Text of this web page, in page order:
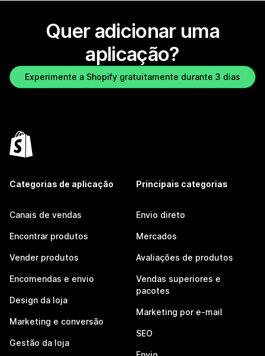
Quer adicionar uma
aplicação?
Experimente a Shopify gratuitamente durante 3 dias
Categorias de aplicação
Canais de vendas
Encontrar produtos
Vender produtos
Encomendas e envio
Design da loja
Marketing e conversão
Gestão da loja
Principais categorias
Envio direto
Mercados
Avaliações de produtos
Vendas superiores e
pacotes
Marketing por e-mail
SEO